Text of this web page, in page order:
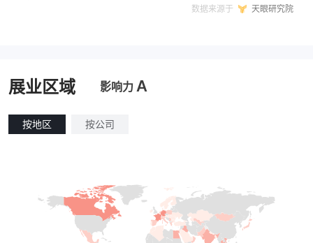
数据来源于 天眼研究院
展业区域 影响力 A
按地区 按公司